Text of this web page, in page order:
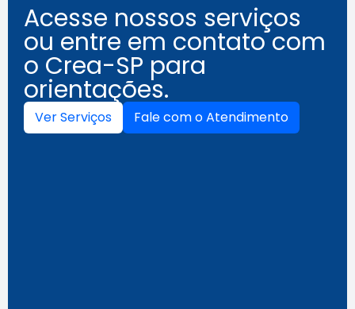
Acesse nossos serviços
ou entre em contato com
o Crea-SP para
orientações.
Ver Serviços Fale com o Atendimento